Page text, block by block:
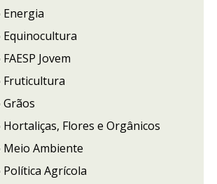
Energia
Equinocultura
Jovem
Fruticultura
Grãos
Hortaliças, Flores e Orgânicos
Meio Ambiente
Política Agrícola